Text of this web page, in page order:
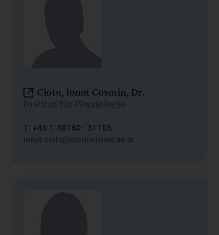
Ciotu, Ionut Cosmin, Dr.
Institut für Physiologie
T: +43-1-40160 - 31105
ionut.ciotu@meduniwien.ac.at